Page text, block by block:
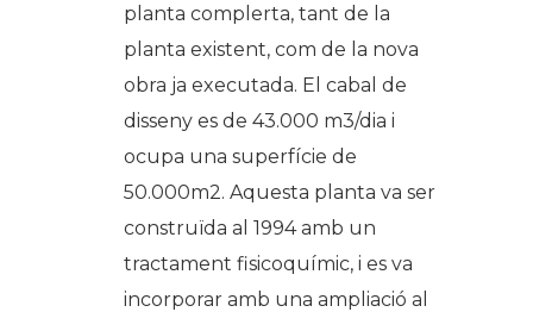
planta complerta, tant de la
planta existent, com de la nova
obra ja executada. El cabal de
disseny es de 43.000 m3/dia i
ocupa una superfície de
50.000m2. Aquesta planta va ser
construïda al 1994 amb un
tractament fisicoquímic, i es va
incorporar amb una ampliació al